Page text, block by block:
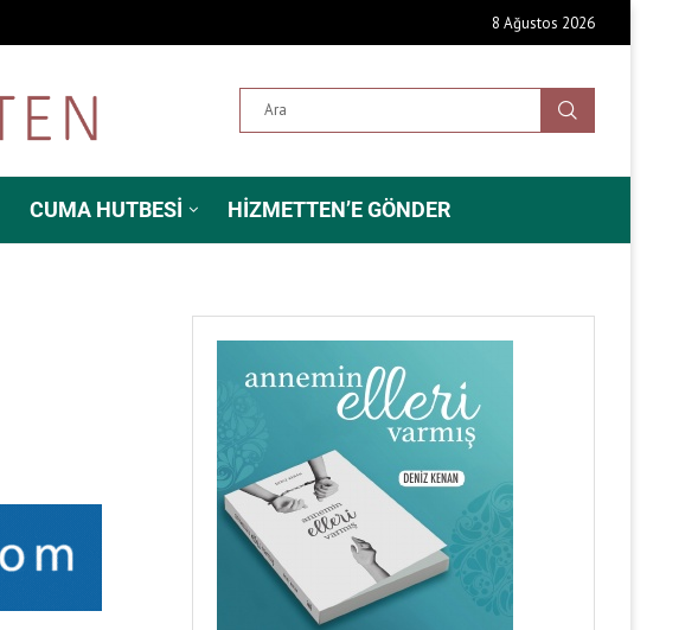
8 Ağustos 2026
CUMA HUTBESI HIZMETTEN’E GÖNDER